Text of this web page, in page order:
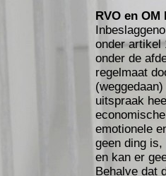
RVO en
onder artikel
onder de
regelmaat
uitspraak
emotionele
geen ding is,
en kan er
Behalve dat